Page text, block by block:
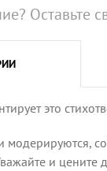
Оставьте
это
модерируются,
и цените